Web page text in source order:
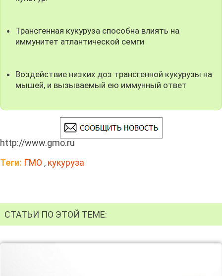
Трансгенная кукуруза способна влиять на
иммунитет атлантической семги
Воздействие низких доз трансгенной кукурузы на
мышей, и вызываемый ею иммунный ответ
http://www.gmo.ru
Теги: ГМО , кукуруза
СТАТЬИ ПО ЭТОЙ ТЕМЕ: